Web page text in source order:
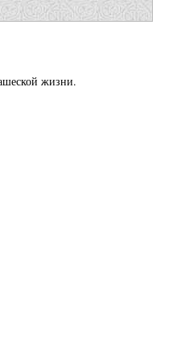
жизни.